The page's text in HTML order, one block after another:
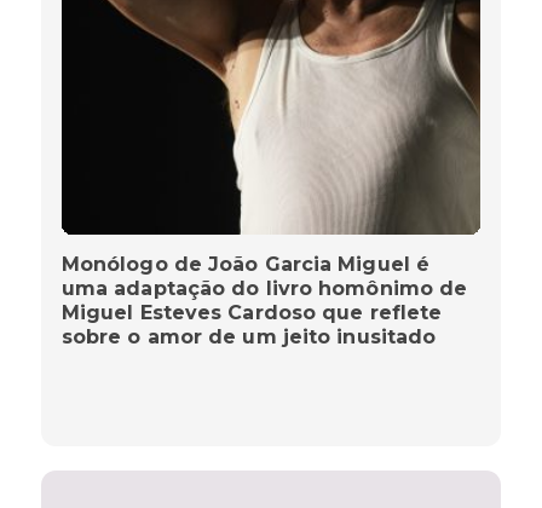
Monólogo de João Garcia Miguel é
uma adaptação do livro homônimo de
Miguel Esteves Cardoso que reflete
sobre o amor de um jeito inusitado